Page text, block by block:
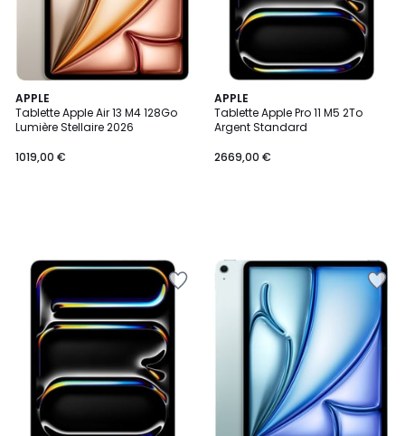
APPLE
Tablette Apple Air 13 M4 128Go
Lumière Stellaire 2026
1019,00 €
APPLE
Tablette Apple Pro 11 M5 2To
Argent Standard
2669,00 €